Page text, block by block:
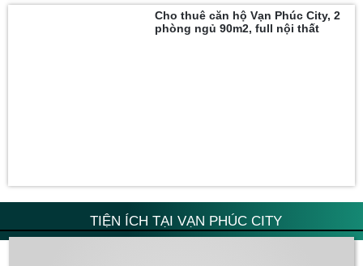
Cho thuê căn hộ Vạn Phúc City, 2
phòng ngủ 90m2, full nội thất
TIỆN ÍCH TẠI VẠN PHÚC CITY